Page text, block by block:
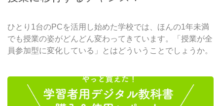
ひとり1台のPCを活用し始めた学校では、ほんの1年未満
でも授業の姿がどんどん変わってきています。「授業が全
員参加型に変化している」とはどういうことでしょうか。